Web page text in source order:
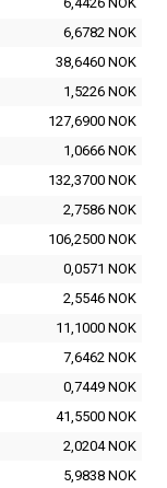
6,6782 NOK
38,6460 NOK
1,5226 NOK
127,6900 NOK
1,0666 NOK
132,3700 NOK
2,7586 NOK
106,2500 NOK
0,0571 NOK
2,5546 NOK
11,1000 NOK
7,6462 NOK
0,7449 NOK
41,5500 NOK
2,0204 NOK
5,9838 NOK